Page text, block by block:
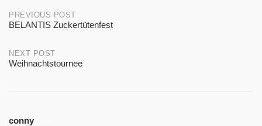
Post
PREVIOUS POST
BELANTIS Zuckertütenfest
NEXT POST
Weihnachtstournee
conny